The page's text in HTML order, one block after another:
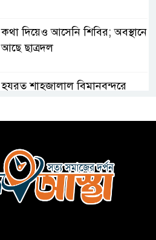
কথা দিয়েও আসেনি শিবির; অবস্থানে
আছে ছাত্রদল
হযরত শাহজালাল বিমানবন্দরে
কিশোর
ভারত থেকে আসছে ২ দশমিক ৩
মেট্রিক টন টিয়ার শেল